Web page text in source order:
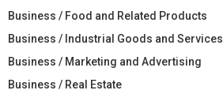
Business / Food and Related Products
Business / Industrial Goods and Services
Business / Marketing and Advertising
Business / Real Estate